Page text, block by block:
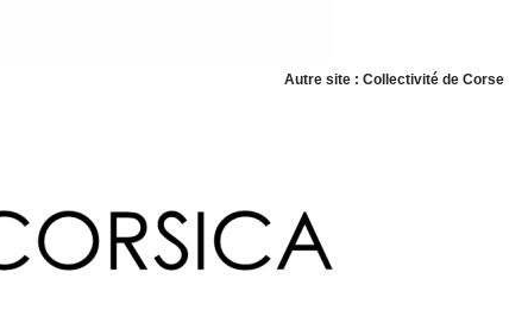
Autre site : Collectivité de Corse